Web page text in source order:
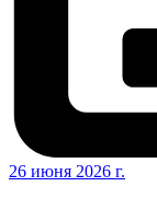
26 июня 2026 г.